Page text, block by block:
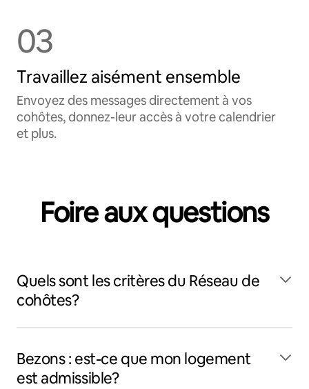
03
Travaillez aisément ensemble
Envoyez des messages directement à vos
cohôtes, donnez-leur accès à votre calendrier
et plus.
Foire aux questions
Quels sont les critères du Réseau de
cohôtes?
Bezons : est-ce que mon logement
est admissible?